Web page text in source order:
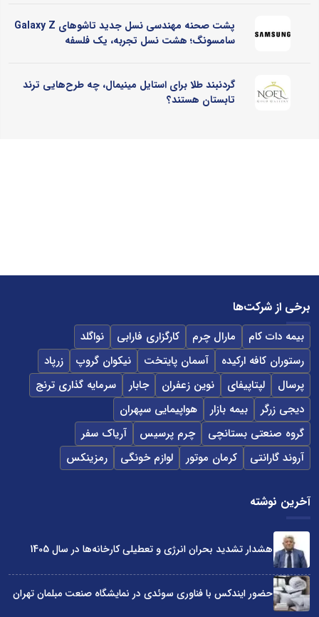
پشت صحنه مهندسی نسل جدید تاشوهای Galaxy Z
سامسونگ؛ هشت نسل تجربه، یک فلسفه
گردنبند طلا برای استایل مینیمال، چه طرح‌هایی ترند
تابستان هستند؟
برخی از شرکت‌ها
بیمه دات کام مارال چرم کارگزاری فارابی
نواگلد
رستوران کافه ارکیده
آسمان پایتخت نیکوان گروپ
زرپاد
پرسال
لپتاپیفای نوین زعفران جابار
سرمایه گذاری ترنج
دیجی زرگر
بیمه بازار
هواپیمایی سپهران
گروه صنعتی بستانچی
چرم پرسیس
آریاک سفر
آروند گارانتی
کرمان موتور لوازم خونگی رمزینکس
آخرین نوشته
هشدار تشدید بحران انرژی و تعطیلی کارخانه‌ها در سال 1405
حضور ایندکس با فناوری سوئدی در نمایشگاه صنعت مبلمان تهران